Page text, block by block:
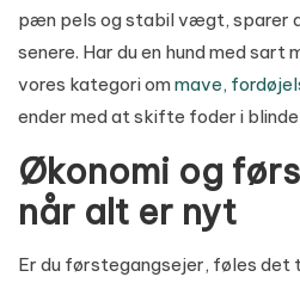
pæn pels og stabil vægt, sparer
senere. Har du en hund med sart
vores kategori ommave,
ender med at skifte foder i
Økonomi og
når alt er nyt
Er du førstegangsejer, føles det